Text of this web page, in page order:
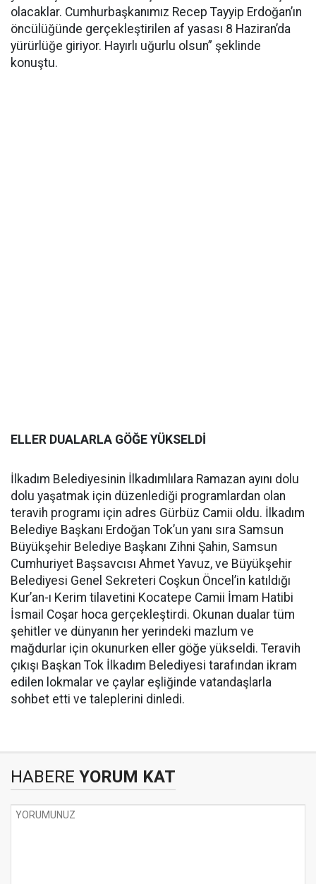
olacaklar. Cumhurbaşkanımız Recep Tayyip Erdoğan’ın
öncülüğünde gerçekleştirilen af yasası 8 Haziran’da
yürürlüğe giriyor. Hayırlı uğurlu olsun” şeklinde
konuştu.
ELLER DUALARLA GÖĞE YÜKSELDİ
İlkadım Belediyesinin İlkadımlılara Ramazan ayını dolu
dolu yaşatmak için düzenlediği programlardan olan
teravih programı için adres Gürbüz Camii oldu. İlkadım
Belediye Başkanı Erdoğan Tok’un yanı sıra Samsun
Büyükşehir Belediye Başkanı Zihni Şahin, Samsun
Cumhuriyet Başsavcısı Ahmet Yavuz, ve Büyükşehir
Belediyesi Genel Sekreteri Coşkun Öncel’in katıldığı
Kur’an-ı Kerim tilavetini Kocatepe Camii İmam Hatibi
İsmail Coşar hoca gerçekleştirdi. Okunan dualar tüm
şehitler ve dünyanın her yerindeki mazlum ve
mağdurlar için okunurken eller göğe yükseldi. Teravih
çıkışı Başkan Tok İlkadım Belediyesi tarafından ikram
edilen lokmalar ve çaylar eşliğinde vatandaşlarla
sohbet etti ve taleplerini dinledi.
HABERE YORUM KAT